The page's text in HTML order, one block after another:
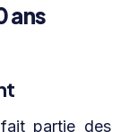
ans
partie des